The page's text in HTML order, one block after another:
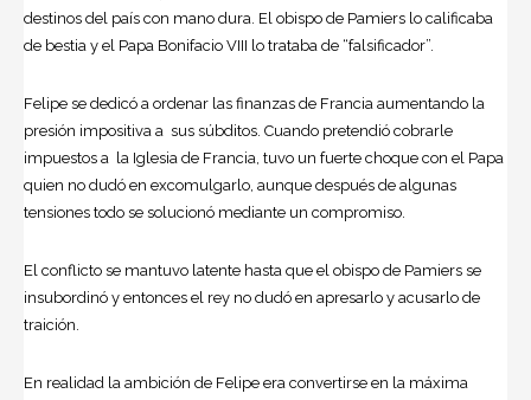
destinos del país con mano dura. El obispo de Pamiers lo calificaba
de bestia y el Papa Bonifacio VIII lo trataba de “falsificador”.
Felipe se dedicó a ordenar las finanzas de Francia aumentando la
presión impositiva a sus súbditos. Cuando pretendió cobrarle
impuestos a la Iglesia de Francia, tuvo un fuerte choque con el Papa
quien no dudó en excomulgarlo, aunque después de algunas
tensiones todo se solucionó mediante un compromiso.
El conflicto se mantuvo latente hasta que el obispo de Pamiers se
insubordinó y entonces el rey no dudó en apresarlo y acusarlo de
traición.
En realidad la ambición de Felipe era convertirse en la máxima